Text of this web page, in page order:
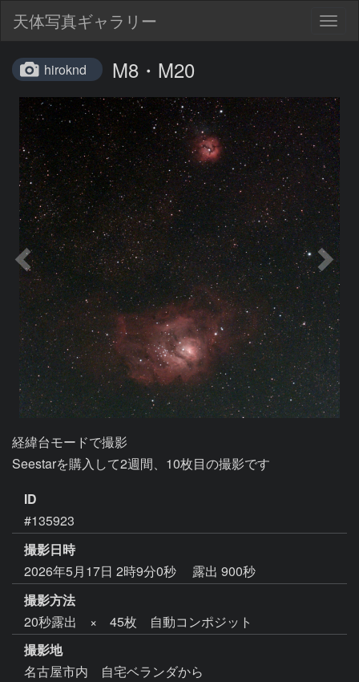
天体写真ギャラリー
hiroknd M8・M20
経緯台モードで撮影
Seestarを購入して2週間、10枚目の撮影です
ID
#135923
撮影日時
2026年5月17日 2時9分0秒
露出 900秒
撮影方法
20秒露出 × 45枚 自動コンポジット
撮影地
名古屋市内 自宅ベランダから